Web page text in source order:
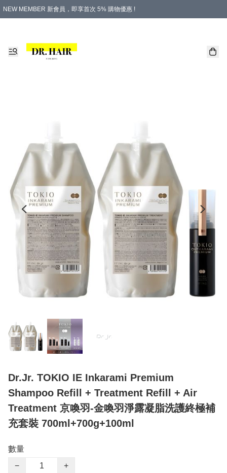
NEW MEMBER 新會員，即享首次 5% 購物優惠 !
Dr.Jr. TOKIO IE Inkarami Premium
Shampoo Refill + Treatment Refill + Air
Treatment 京喚羽-金喚羽淨露凝脂洗護終極補
充套裝 700ml+700g+100ml
數量
−
+